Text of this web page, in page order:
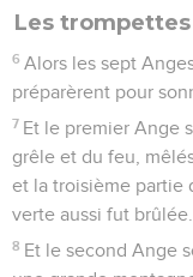
Les trompettes
6 Alors les sept
préparèrent pour
7 Et le premier Ange
grêle et du feu,
et la troisième partie
verte aussi fut brûlée.
8 Et le second Ange